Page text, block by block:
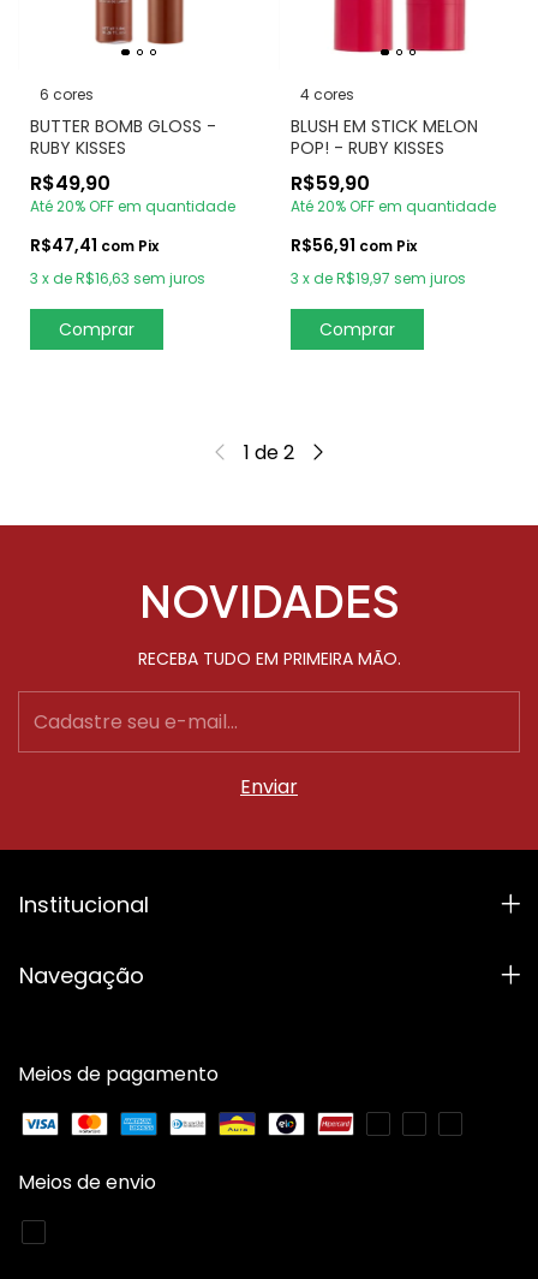
6 cores
BUTTER BOMB GLOSS -
RUBY KISSES
R$49,90
Até 20% OFFem quantidade
R$47,41 com Pix
3 xdeR$16,63 sem juros
Comprar
4 cores
BLUSH EM STICK MELON
POP! - RUBY KISSES
R$59,90
Até 20% OFF em quantidade
R$56,91 com Pix
3 xdeR$19,97 sem juros
Comprar
1 de2
NOVIDADES
RECEBA TUDO EM PRIMEIRA MÃO.
Institucional
Navegação
Meios de pagamento
Meios de envio